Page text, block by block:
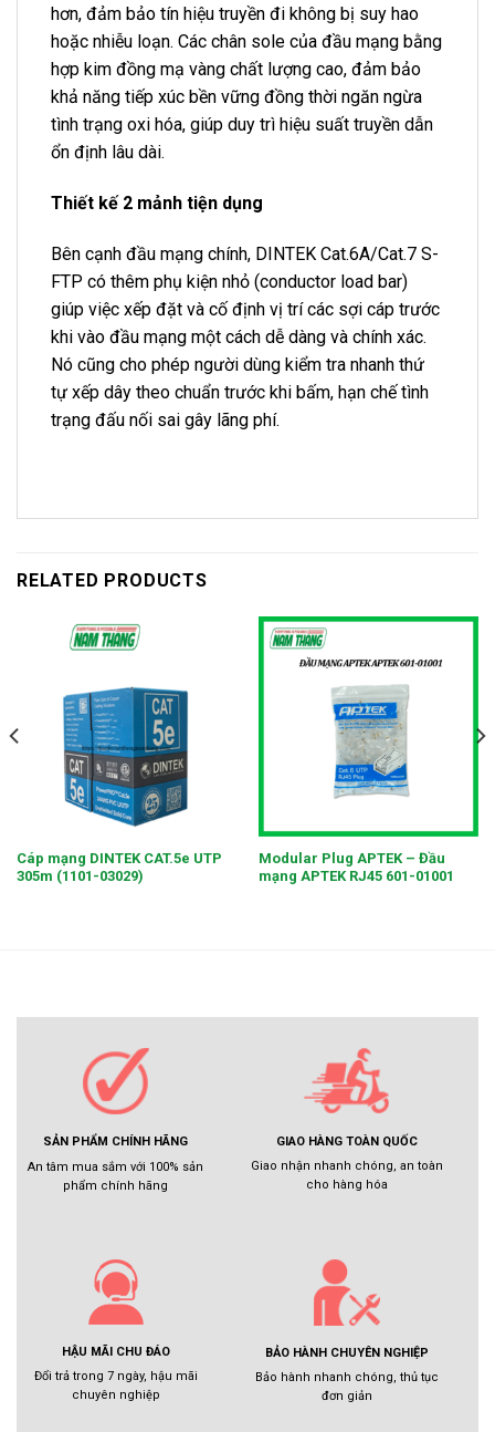
hơn, đảm bảo tín hiệu truyền đi không bị suy hao
hoặc nhiễu loạn. Các chân sole của đầu mạng bằng
hợp kim đồng mạ vàng chất lượng cao, đảm bảo
khả năng tiếp xúc bền vững đồng thời ngăn ngừa
tình trạng oxi hóa, giúp duy trì hiệu suất truyền dẫn
ổn định lâu dài.
Thiết kế 2 mảnh tiện dụng
Bên cạnh đầu mạng chính, DINTEK Cat.6A/Cat.7 S-
FTP có thêm phụ kiện nhỏ (conductor load bar)
giúp việc xếp đặt và cố định vị trí các sợi cáp trước
khi vào đầu mạng một cách dễ dàng và chính xác.
Nó cũng cho phép người dùng kiểm tra nhanh thứ
tự xếp dây theo chuẩn trước khi bấm, hạn chế tình
trạng đấu nối sai gây lãng phí.
RELATED PRODUCTS
Cáp mạng DINTEK CAT.5e UTP
305m (1101-03029)
Modular Plug APTEK – Đầu
mạng APTEK RJ45 601-01001
SẢN PHẨM CHÍNH HÃNG
An tâm mua sắm với 100% sản
phẩm chính hãng
GIAO HÀNG TOÀN QUỐC
Giao nhận nhanh chóng, an toàn
cho hàng hóa
HẬU MÃI CHU ĐÁO
Đổi trả trong 7 ngày, hậu mãi
chuyên nghiệp
BẢO HÀNH CHUYÊN NGHIỆP
Bảo hành nhanh chóng, thủ tục
đơn giản